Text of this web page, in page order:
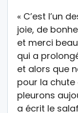
« C’est l’un
joie, de
et merci
qui a
et alors que
pour la chute
pleurons
a écrit le